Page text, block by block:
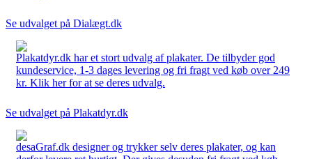
Se udvalget på Dialægt.dk
Plakatdyr.dk har et stort udvalg af plakater. De tilbyder god
kundeservice, 1-3 dages levering og fri fragt ved køb over 249
kr. Klik her for at se deres udvalg.
Se udvalget på Plakatdyr.dk
desaGraf.dk designer og trykker selv deres plakater, og kan